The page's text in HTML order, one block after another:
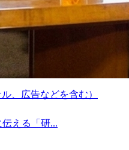
、広告などを含む）
える「研...